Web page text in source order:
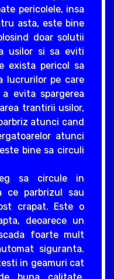
pericolele, insa
asta, este bine
doar solutii
usilor si sa eviti
exista pericol sa
lucrurilor pe care
evita spargerea
trantirii usilor,
atunci cand
atunci
bine sa circuli
sa circule in
ce parbrizul sau
crapat. Este o
deoarece un
foarte mult
siguranta.
in geamuri cat